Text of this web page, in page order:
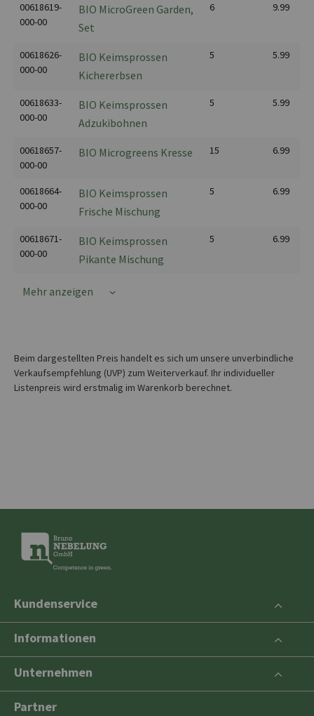
00618619-
000-00
BIO MicroGreen Garden,
Set
6 9.99
00618626-
000-00
BIO Keimsprossen
Kichererbsen
5 5.99
00618633-
000-00
BIO Keimsprossen
Adzukibohnen
5 5.99
00618657-
000-00
BIO Microgreens Kresse 15 6.99
00618664-
000-00
BIO Keimsprossen
Frische Mischung
5 6.99
00618671-
000-00
BIO Keimsprossen
Pikante Mischung
5 6.99
Mehr anzeigen
Beim dargestellten Preis handelt es sich um unsere unverbindliche
Verkaufsempfehlung (UVP) zum Weiterverkauf. Ihr individueller
Listenpreis wird erstmalig im Warenkorb berechnet.
Kundenservice
Informationen
Unternehmen
Partner